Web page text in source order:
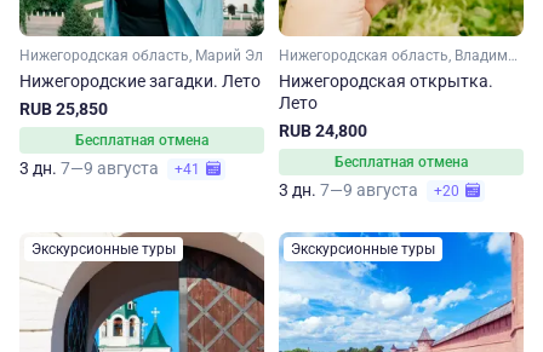
Нижегородская область, Марий Эл
Нижегородские загадки. Лето
RUB 25,850
Бесплатная отмена
3 дн. 7—9 августа +41
Нижегородская область, Владимирская область
Нижегородская открытка.
Лето
RUB 24,800
Бесплатная отмена
3 дн. 7—9 августа +20
Экскурсионные туры Экскурсионные туры